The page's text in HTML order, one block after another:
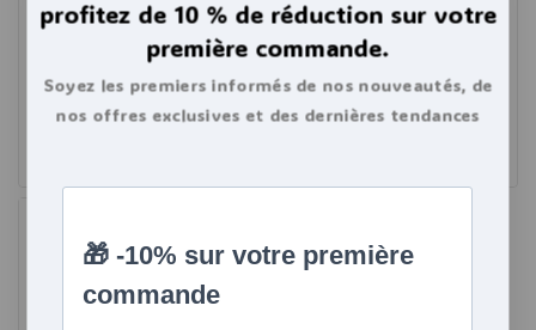
supérieure 2,0 L avec
housse peluche
de 5
29,94€ 22,94€
4.67
de 5
23,99€
Lire la suite
profitez de 10 % de réduction sur votre
première commande.
Soyez les premiers informés de nos nouveautés, de
nos offres exclusives et des dernières tendances